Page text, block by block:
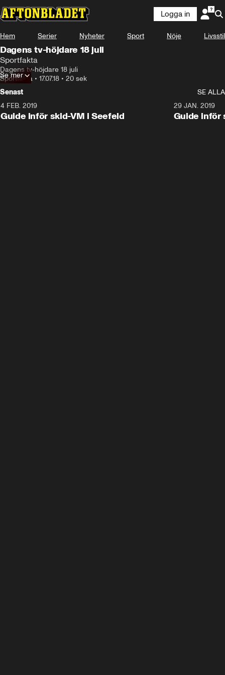
Logga in
Hem Serier Nyheter Sport Nöje Livsstil
Dagens tv-höjdare 18 juli
Sportfakta
Dagens tv-höjdare 18 juli
Sportfakta • 17.07.18 • 20 sek
Se mer
Senast
SE ALLA
4 FEB. 2019
Guide inför skid-VM i Seefeld
29 JAN. 2019
Guide inför